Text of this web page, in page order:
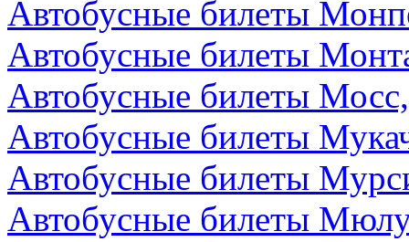
Автобусные билеты
Автобусные билеты
Автобусные билеты
Автобусные билеты
Автобусные билеты
Автобусные билеты